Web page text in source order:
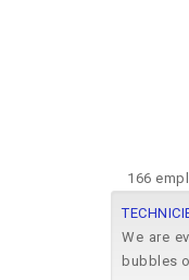
166
We are
bubbles